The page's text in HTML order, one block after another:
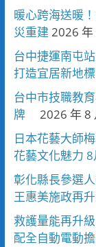
暖心跨海送暖
災重建 2026 年
台中捷運南屯
打造宜居新地
台中市技職教
牌
2026 年 8
日本花藝大師
花藝文化魅力
彰化縣長參選
王惠美施政再
救護量能再升
配全自動電動